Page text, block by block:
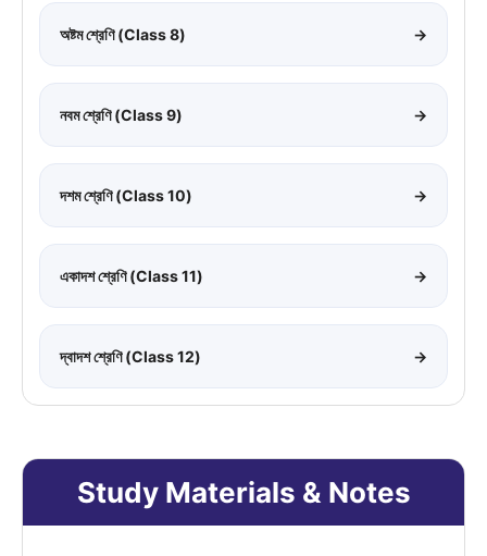
অষ্টম শ্রেণি (Class 8) →
নবম শ্রেণি (Class 9) →
দশম শ্রেণি (Class 10) →
একাদশ শ্রেণি (Class 11) →
দ্বাদশ শ্রেণি (Class 12) →
Study Materials & Notes